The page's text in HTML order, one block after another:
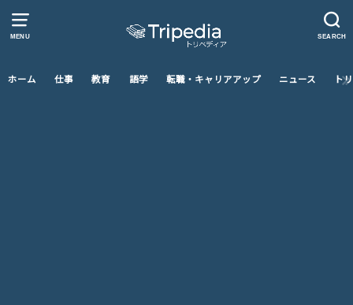
MENU SEARCH
ホーム 仕事 教育 語学 転職・キャリアアップ ニュース ト